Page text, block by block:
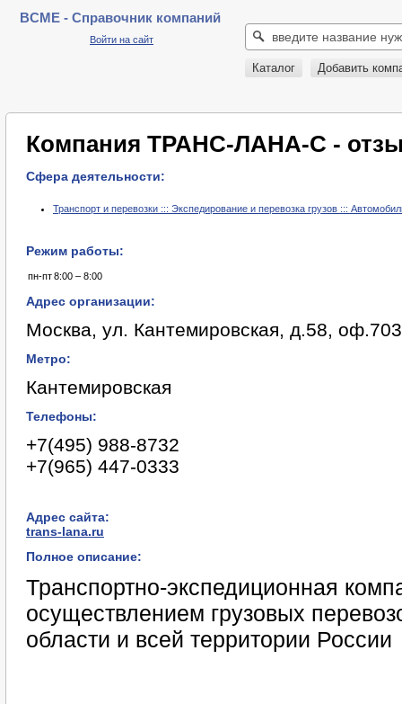
BCME - Справочник компаний
Войти на сайт
Каталог Добавить
Компания ТРАНС-ЛАНА-С -
Сфера деятельности:
Транспорт и перевозки ::: Экспедирование и перевозка грузов :::
Режим работы:
пн-пт8:00 – 8:00
Адрес организации:
Москва, ул. Кантемировская, д.58,
Метро:
Кантемировская
Телефоны:
+7(495) 988-8732
+7(965) 447-0333
Адрес сайта:
trans-lana.ru
Полное описание:
Транспортно-экспедиционная
осуществлением грузовых
области и всей территории России